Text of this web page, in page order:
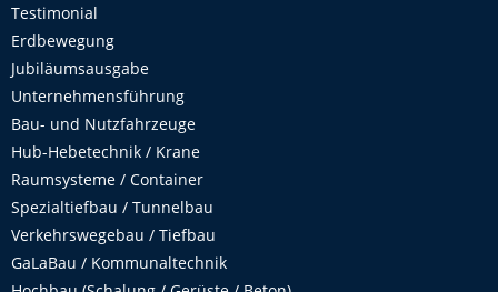
Testimonial
Erdbewegung
Jubiläumsausgabe
Unternehmensführung
Bau- und Nutzfahrzeuge
Hub-Hebetechnik / Krane
Raumsysteme / Container
Spezialtiefbau / Tunnelbau
Verkehrswegebau / Tiefbau
GaLaBau / Kommunaltechnik